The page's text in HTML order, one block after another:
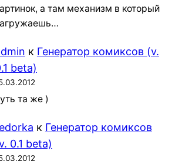
а там механизм в который
к Генератор комиксов (v.
beta)
та же )
к Генератор комиксов
0.1 beta)